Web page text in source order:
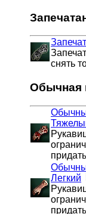
снять
Обычная
Легкий